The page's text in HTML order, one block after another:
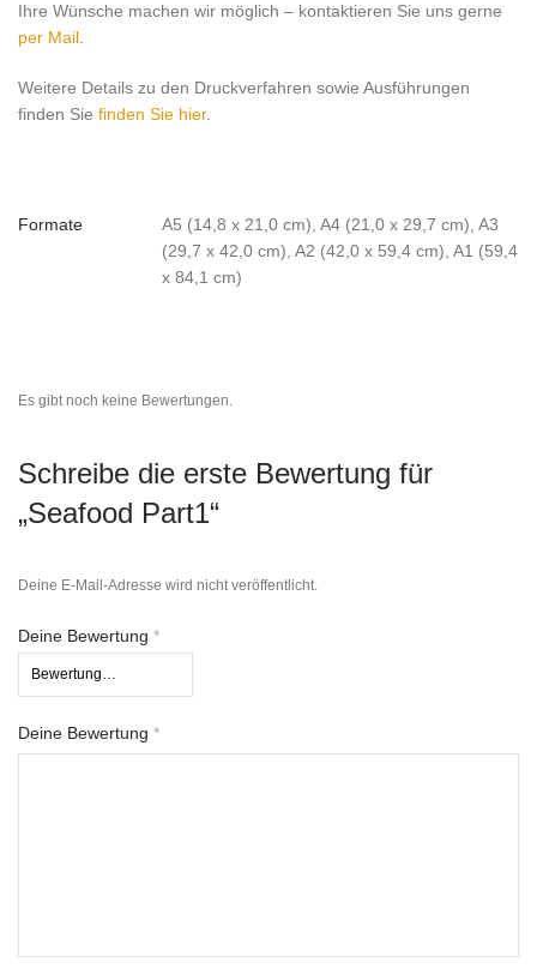
Ihre Wünsche machen wir möglich – kontaktieren Sie uns gerne
per Mail
Weitere Details zu den Druckverfahren sowie Ausführungen
finden Sie finden Sie hier.
Formate
A5 (14,8 x 21,0 cm), A4 (21,0 x 29,7 cm), A3
(29,7 x 42,0 cm), A2 (42,0 x 59,4 cm), A1 (59,4
x 84,1 cm)
Es gibt noch keine Bewertungen.
Schreibe die erste Bewertung für
„Seafood Part1“
Deine E-Mail-Adresse wird nicht veröffentlicht.
Deine Bewertung *
Deine Bewertung *